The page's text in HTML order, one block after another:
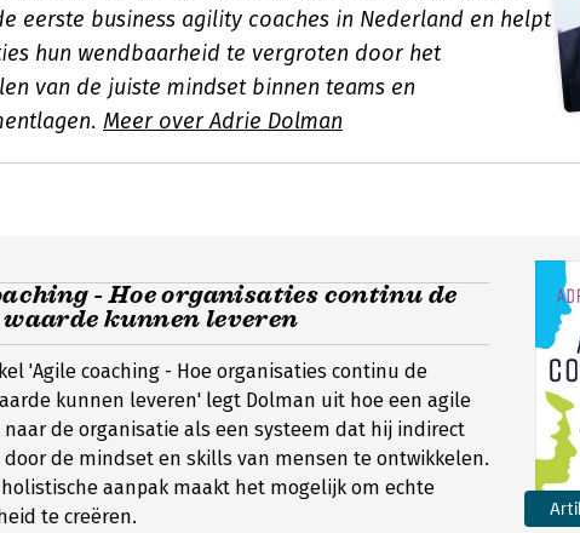
eerste business agility coaches in Nederland en helpt
hun wendbaarheid te vergroten door het
van de juiste mindset binnen teams en
Meer over Adrie Dolman
- Hoe organisaties continu de
waarde kunnen leveren
'Agile coaching - Hoe organisaties continu de
kunnen leveren' legt Dolman uit hoe een agile
naar de organisatie als een systeem dat hij indirect
de mindset en skills van mensen te ontwikkelen.
aanpak maakt het mogelijk om echte
te creëren.